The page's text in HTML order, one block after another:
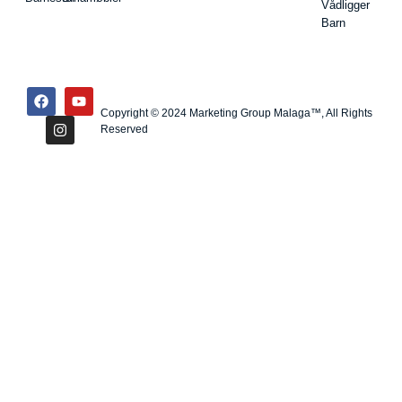
Vådligger
Barn
Copyright © 2024 Marketing Group Malaga™, All Rights
Reserved